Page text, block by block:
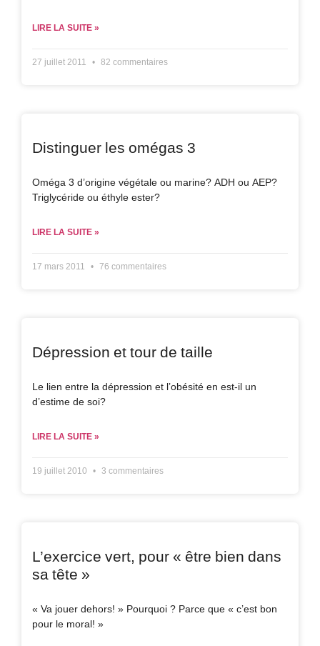
LIRE LA SUITE »
27 juillet 2011 82 commentaires
Distinguer les omégas 3
Oméga 3 d’origine végétale ou marine? ADH ou AEP?
Triglycéride ou éthyle ester?
LIRE LA SUITE »
17 mars 2011 76 commentaires
Dépression et tour de taille
Le lien entre la dépression et l’obésité en est-il un
d’estime de soi?
LIRE LA SUITE »
19 juillet 2010 3 commentaires
L’exercice vert, pour « être bien dans
sa tête »
« Va jouer dehors! » Pourquoi ? Parce que « c’est bon
pour le moral! »